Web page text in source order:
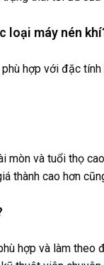
loại máy nén
hợp với đặc
mòn và tuổi thọ
thành cao hơn
hợp và làm